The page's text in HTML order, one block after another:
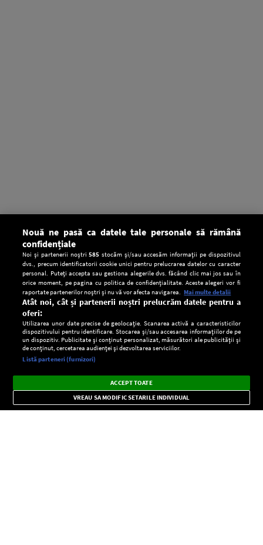
CONFIDENŢIALITATE
Setări:
Dark
Mode
Radio live, podcasturi, știri și alerte
importante.
×
Nouă ne pasă ca datele tale personale să rămână
confidențiale
Noi și partenerii noștri585 stocăm și/sau accesăm informații pe dispozitivul
dvs., precum identificatorii cookie unici pentru prelucrarea datelor cu caracter
personal. Puteți accepta sau gestiona alegerile dvs. făcând clic mai jos sau în
orice moment, pe pagina cu politica de confidențialitate. Aceste alegeri vor fi
raportate partenerilor noștri și nu vă vor afecta navigarea. Mai multe detalii
Atât noi, cât și partenerii noștri prelucrăm datele pentru a
oferi:
Utilizarea unor date precise de geolocație. Scanarea activă a caracteristicilor
dispozitivului pentru identificare. Stocarea și/sau accesarea informațiilor de pe
un dispozitiv. Publicitate și conținut personalizat, măsurători ale publicității și
de conținut, cercetarea audienței și dezvoltarea serviciilor.
Listă parteneri (furnizori)
ACCEPT TOATE
VREAU SA MODIFIC SETARILE INDIVIDUAL